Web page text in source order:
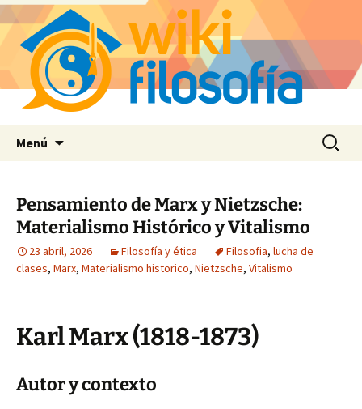
Menú Buscar:
Pensamiento de Marx y Nietzsche:
Materialismo Histórico y Vitalismo
23 abril, 2026 Filosofía y ética Filosofia, lucha de
clases, Marx, Materialismo historico, Nietzsche, Vitalismo
Karl Marx (1818-1873)
Autor y contexto